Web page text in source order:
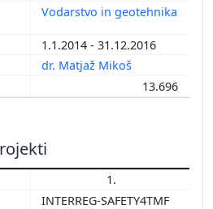
Vodarstvo in geotehnika
1.1.2014 - 31.12.2016
dr. Matjaž Mikoš
13.696
1.
INTERREG-SAFETY4TMF